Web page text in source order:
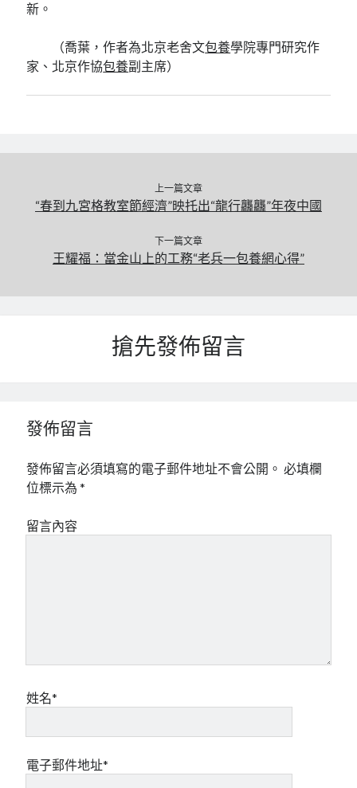
新。
（喬葉，作者為北京老舍文包養學院專門研究作
家、北京作協包養副主席）
上一篇文章
“春到九宮格教室節經濟”映托出“龍行龘龘”年夜中國
下一篇文章
王耀福：當金山上的工務“老兵一包養網心得”
搶先發佈留言
發佈留言
發佈留言必須填寫的電子郵件地址不會公開。 必填欄
位標示為*
留言內容
姓名*
電子郵件地址*